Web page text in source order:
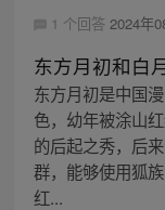
1 个回答 2024年
东方月初和白
东方月初是中国
色，幼年被涂山
的后起之秀，后
群，能够使用狐
红...